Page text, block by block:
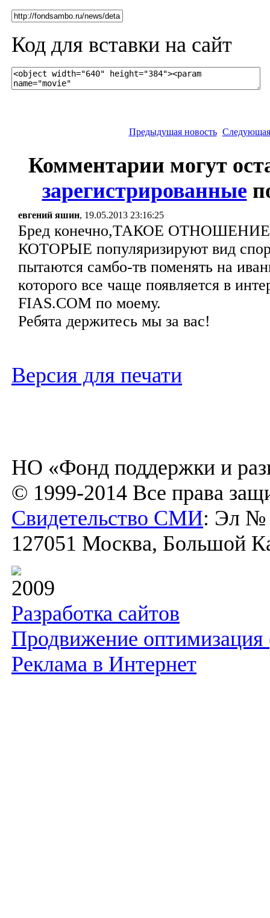
Код для вставки на сайт
Предыдущая новость Следующая
Комментарии могут
зарегистрированные
евгений яшин, 19.05.2013 23:16:25
Бред конечно,ТАКОЕ
КОТОРЫЕ популяризируют вид
пытаются самбо-тв поменять на
которого все чаще появляется в
FIAS.COM по моему.
Ребята держитесь мы за вас!
Версия для печати
НО «Фонд поддержки и
© 1999-2014 Все права
Свидетельство СМИ: Эл №
127051 Москва, Большой
2009
Разработка сайтов
Продвижение оптимизация
Реклама в Интернет